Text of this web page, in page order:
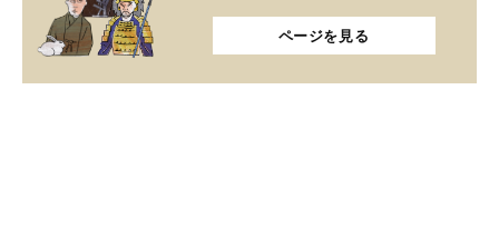
ページを見る